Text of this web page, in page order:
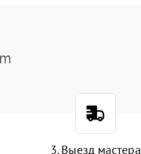
3. Выезд мастера